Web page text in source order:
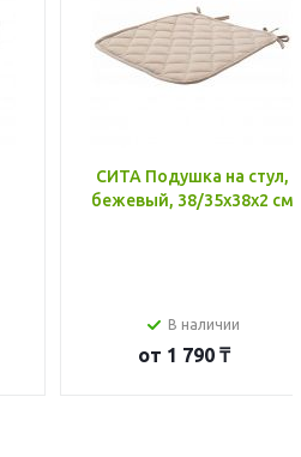
СИТА Подушка на стул,
бежевый, 38/35x38x2 см
В наличии
от 1 790 ₸